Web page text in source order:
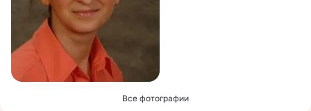
Все фотографии